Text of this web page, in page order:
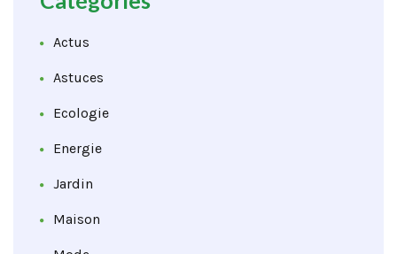
Actus
Astuces
Ecologie
Energie
Jardin
Maison